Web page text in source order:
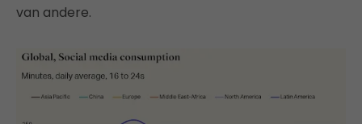
van andere.